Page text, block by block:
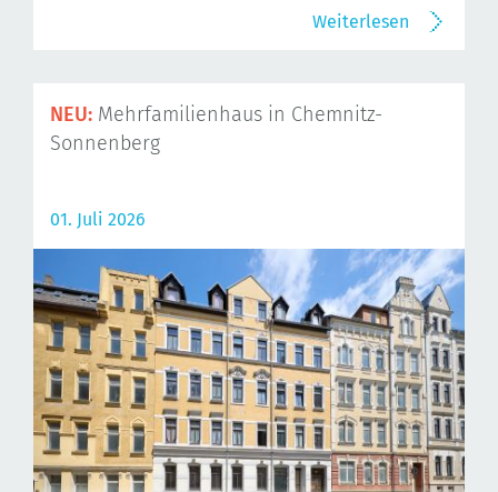
Weiterlesen
NEU: Mehrfamilienhaus in Chemnitz-
Sonnenberg
01. Juli 2026